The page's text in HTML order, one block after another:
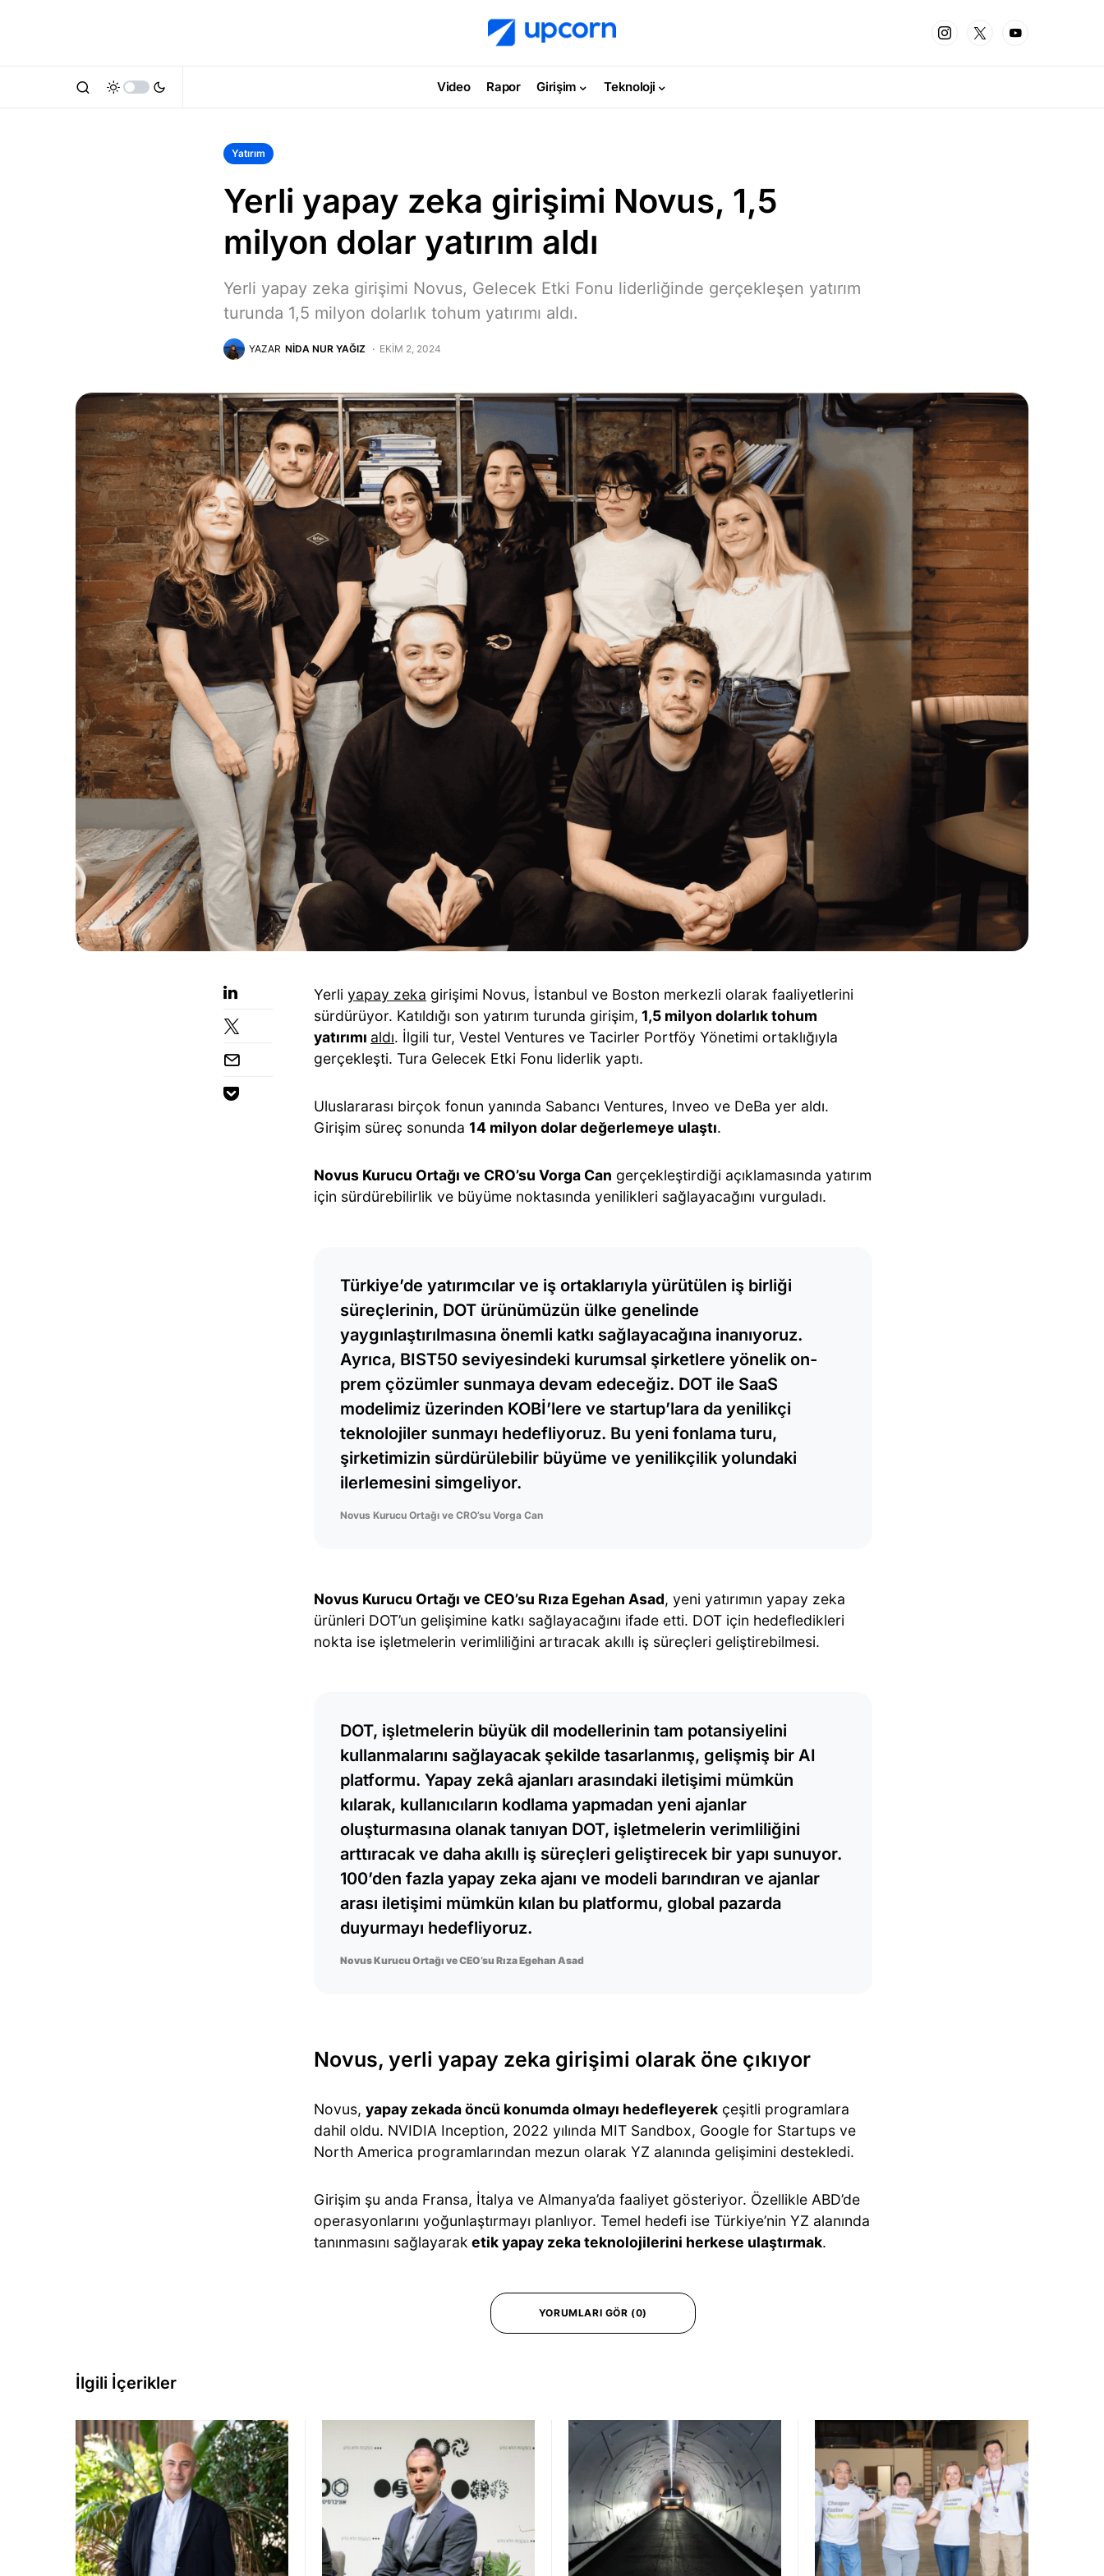
Video Rapor Girişim Teknoloji
Yatırım
Yerli yapay zeka girişimi Novus, 1,5
milyon dolar yatırım aldı
Yerli yapay zeka girişimi Novus, Gelecek Etki Fonu liderliğinde gerçekleşen yatırım
turunda 1,5 milyon dolarlık tohum yatırımı aldı.
YAZAR NIDA NUR YAĞIZ EKIM 2, 2024
Yerli yapay zeka girişimi Novus, İstanbul ve Boston merkezli olarak faaliyetlerini
sürdürüyor. Katıldığı son yatırım turunda girişim, 1,5 milyon dolarlık tohum
yatırımı aldı. İlgili tur, Vestel Ventures ve Tacirler Portföy Yönetimi ortaklığıyla
gerçekleşti. Tura Gelecek Etki Fonu liderlik yaptı.
Uluslararası birçok fonun yanında Sabancı Ventures, Inveo ve DeBa yer aldı.
Girişim süreç sonunda 14 milyon dolar değerlemeye ulaştı.
Novus Kurucu Ortağı ve CRO’su Vorga Can gerçekleştirdiği açıklamasında yatırım
için sürdürebilirlik ve büyüme noktasında yenilikleri sağlayacağını vurguladı.
Türkiye’de yatırımcılar ve iş ortaklarıyla yürütülen iş birliği
süreçlerinin, DOT ürünümüzün ülke genelinde
yaygınlaştırılmasına önemli katkı sağlayacağına inanıyoruz.
Ayrıca, BIST50 seviyesindeki kurumsal şirketlere yönelik on-
prem çözümler sunmaya devam edeceğiz. DOT ile SaaS
modelimiz üzerinden KOBİ’lere ve startup’lara da yenilikçi
teknolojiler sunmayı hedefliyoruz. Bu yeni fonlama turu,
şirketimizin sürdürülebilir büyüme ve yenilikçilik yolundaki
ilerlemesini simgeliyor.
Novus Kurucu Ortağı ve CRO’su Vorga Can
Novus Kurucu Ortağı ve CEO’su Rıza Egehan Asad, yeni yatırımın yapay zeka
ürünleri DOT’un gelişimine katkı sağlayacağını ifade etti. DOT için hedefledikleri
nokta ise işletmelerin verimliliğini artıracak akıllı iş süreçleri geliştirebilmesi.
DOT, işletmelerin büyük dil modellerinin tam potansiyelini
kullanmalarını sağlayacak şekilde tasarlanmış, gelişmiş bir AI
platformu. Yapay zekâ ajanları arasındaki iletişimi mümkün
kılarak, kullanıcıların kodlama yapmadan yeni ajanlar
oluşturmasına olanak tanıyan DOT, işletmelerin verimliliğini
arttıracak ve daha akıllı iş süreçleri geliştirecek bir yapı sunuyor.
100’den fazla yapay zeka ajanı ve modeli barındıran ve ajanlar
arası iletişimi mümkün kılan bu platformu, global pazarda
duyurmayı hedefliyoruz.
Novus Kurucu Ortağı ve CEO’su Rıza Egehan Asad
Novus, yerli yapay zeka girişimi olarak öne çıkıyor
Novus, yapay zekada öncü konumda olmayı hedefleyerek çeşitli programlara
dahil oldu. NVIDIA Inception, 2022 yılında MIT Sandbox, Google for Startups ve
North America programlarından mezun olarak YZ alanında gelişimini destekledi.
Girişim şu anda Fransa, İtalya ve Almanya’da faaliyet gösteriyor. Özellikle ABD’de
operasyonlarını yoğunlaştırmayı planlıyor. Temel hedefi ise Türkiye’nin YZ alanında
tanınmasını sağlayarak etik yapay zeka teknolojilerini herkese ulaştırmak.
YORUMLARI GÖR (0)
İlgili İçerikler